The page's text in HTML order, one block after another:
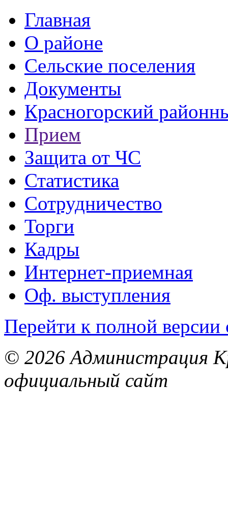
Главная
О районе
Сельские поселения
Документы
Красногорский
Прием
Защита от ЧС
Статистика
Сотрудничество
Торги
Кадры
Интернет-приемная
Оф. выступления
Перейти к полной версии
© 2026 Администрация
официальный сайт